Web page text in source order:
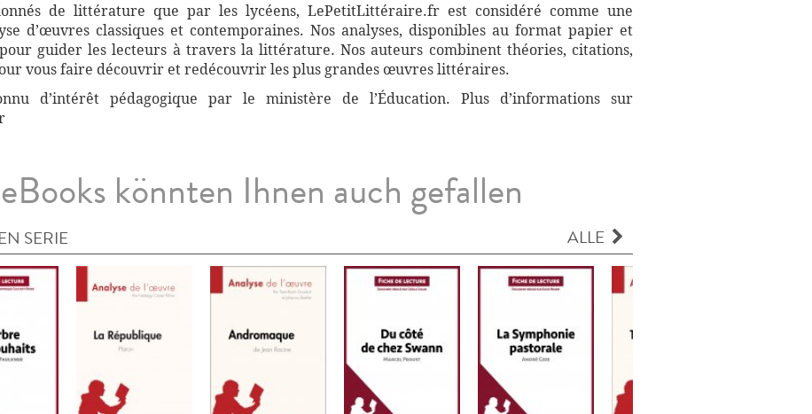
de littérature que par les lycéens, LePetitLittéraire.fr est considéré comme une
d’œuvres classiques et contemporaines. Nos analyses, disponibles au format papier et
guider les lecteurs à travers la littérature. Nos auteurs combinent théories, citations,
vous faire découvrir et redécouvrir les plus grandes œuvres littéraires.
d’intérêt pédagogique par le ministère de l’Éducation. Plus d’informations sur
könnten Ihnen auch gefallen
SERIE ALLE